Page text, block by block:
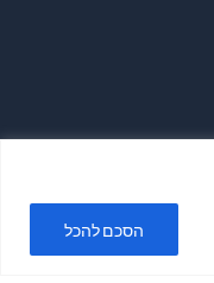
הסכם להכל